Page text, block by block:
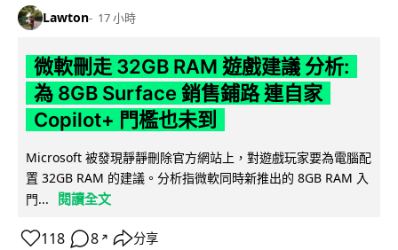
Lawton 17 小時
微軟刪走 32GB RAM 遊戲建議 分析:
為 8GB Surface 銷售鋪路 連自家
Copilot+ 門檻也未到
Microsoft 被發現靜靜刪除官方網站上，對遊戲玩家要為電腦配
置 32GB RAM 的建議。分析指微軟同時新推出的 8GB RAM 入
門...
閱讀全文
118 8 ↗ 分享